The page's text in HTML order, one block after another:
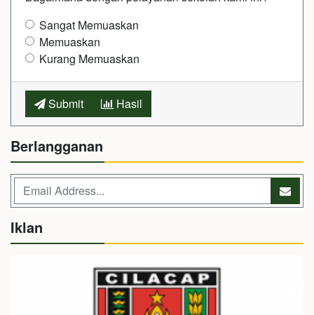
Sangat Memuaskan
Memuaskan
Kurang Memuaskan
Submit Hasil
Berlangganan
Iklan